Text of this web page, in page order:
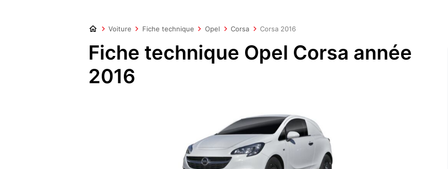
Voiture Fiche technique Opel Corsa Corsa 2016
Fiche technique Opel Corsa année
2016